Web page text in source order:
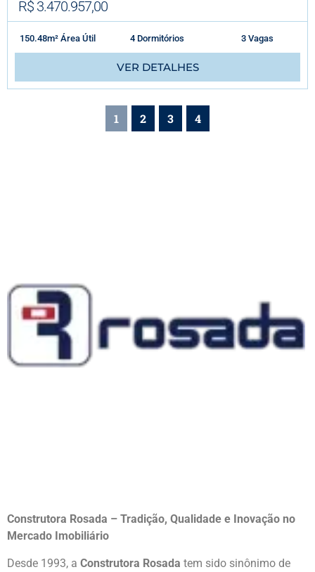
R$ 3.470.957,00
150.48m² Área Útil 4 Dormitórios 3 Vagas
VER DETALHES
1 2 3 4
Construtora Rosada – Tradição, Qualidade e Inovação no
Mercado Imobiliário
Desde 1993, a Construtora Rosada tem sido sinônimo de